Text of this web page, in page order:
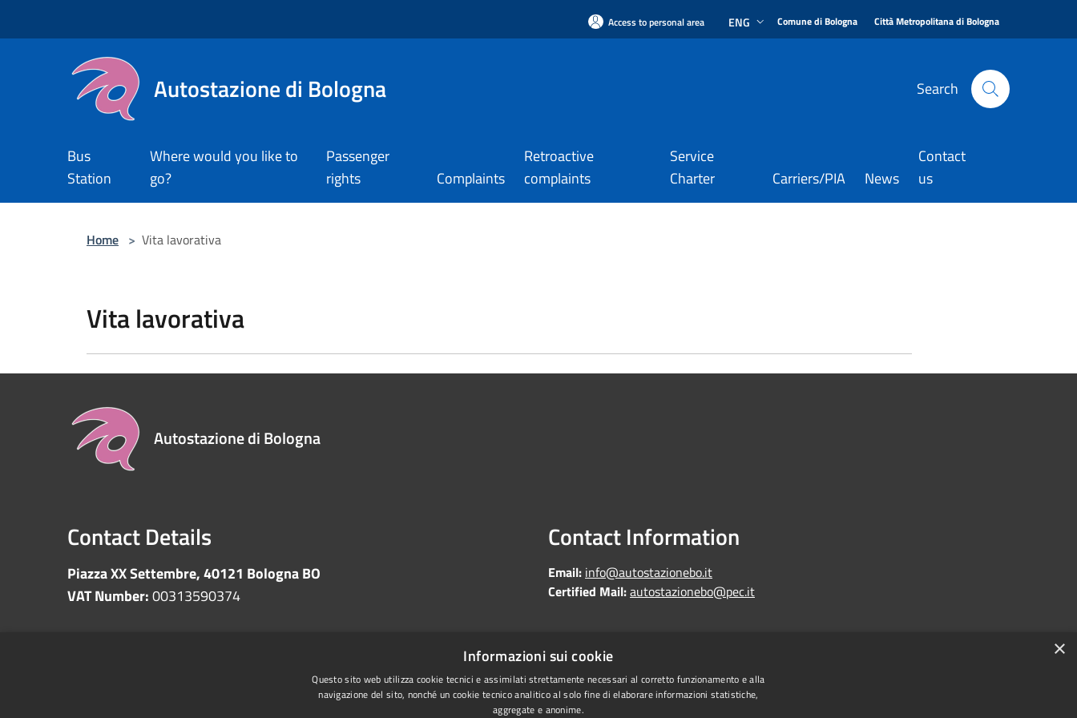
Access to personal area ENG Comune di Bologna Città Metropolitana di Bologna
Autostazione di Bologna Search
Bus
Station
Where would you like to
go?
Passenger
rights
Complaints
Retroactive
complaints
Service
Charter
Carriers/PIA News
Contact
us
Home > Vita lavorativa
Vita lavorativa
Autostazione di Bologna
Contact Details
Piazza XX Settembre, 40121 Bologna BO
VAT Number:00313590374
Contact Information
Email: info@autostazionebo.it
Certified Mail:autostazionebo@pec.it
Sitemap
Statistics
Anti-money laundering
Copyright © 2026 • Autostazione di Bologna • Powered by
×
Informazioni sui cookie
Questo sito web utilizza cookie tecnici e assimilati strettamente necessari al corretto funzionamento e alla
navigazione del sito, nonché un cookie tecnico analitico al solo fine di elaborare informazioni statistiche,
aggregate e anonime.